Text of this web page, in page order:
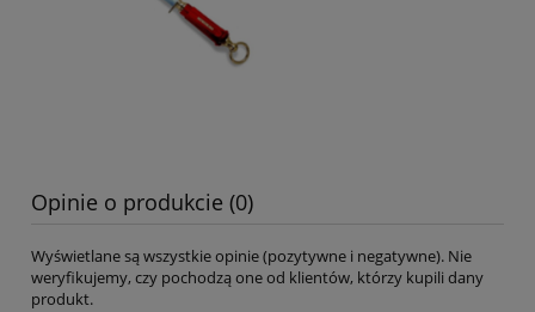
Opinie o produkcie (0)
Wyświetlane są wszystkie opinie (pozytywne i negatywne). Nie
weryfikujemy, czy pochodzą one od klientów, którzy kupili dany
produkt.